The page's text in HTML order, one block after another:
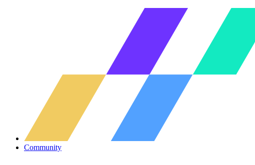
Community